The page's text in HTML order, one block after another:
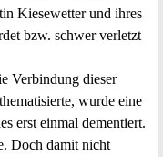
Kiesewetter und ihres
bzw. schwer verletzt
Verbindung dieser
wurde eine
erst einmal dementiert.
Doch damit nicht